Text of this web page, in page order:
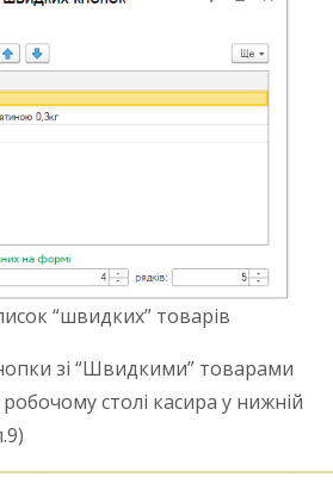
“швидких” товарів
зі “Швидкими” товарами
столі касира у нижній